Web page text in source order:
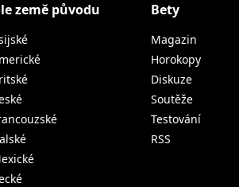
země původu Bety
Magazin
Horokopy
Diskuze
Soutěže
Testování
RSS